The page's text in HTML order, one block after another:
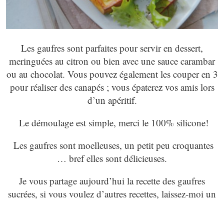
Les gaufres sont parfaites pour servir en dessert,
meringuées au citron ou bien avec une sauce carambar
ou au chocolat. Vous pouvez également les couper en 3
pour réaliser des canapés ; vous épaterez vos amis lors
d’un apéritif.
Le démoulage est simple, merci le 100% silicone!
Les gaufres sont moelleuses, un petit peu croquantes
… bref elles sont délicieuses.
Je vous partage aujourd’hui la recette des gaufres
sucrées, si vous voulez d’autres recettes, laissez-moi un